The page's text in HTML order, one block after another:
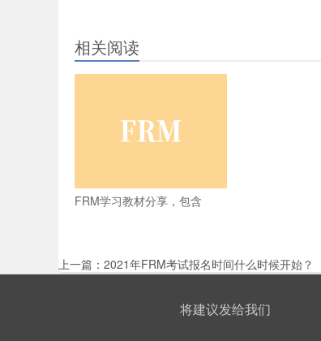
相关阅读
FRM学习教材分享，包含
上一篇： 2021年FRM考试报名时间什么时候开始？
将建议发给我们